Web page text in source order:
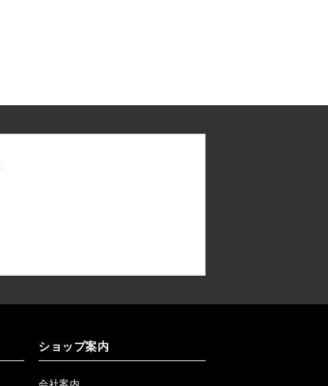
ショップ案内
会社案内